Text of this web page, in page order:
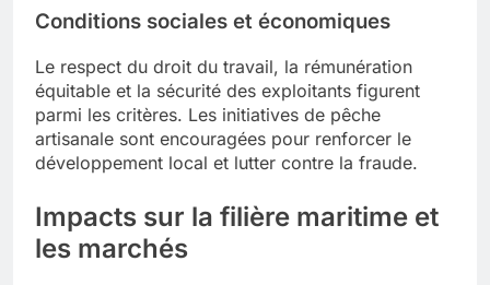
Conditions sociales et économiques
Le respect du droit du travail, la rémunération
équitable et la sécurité des exploitants figurent
parmi les critères. Les initiatives de pêche
artisanale sont encouragées pour renforcer le
développement local et lutter contre la fraude.
Impacts sur la filière maritime et
les marchés